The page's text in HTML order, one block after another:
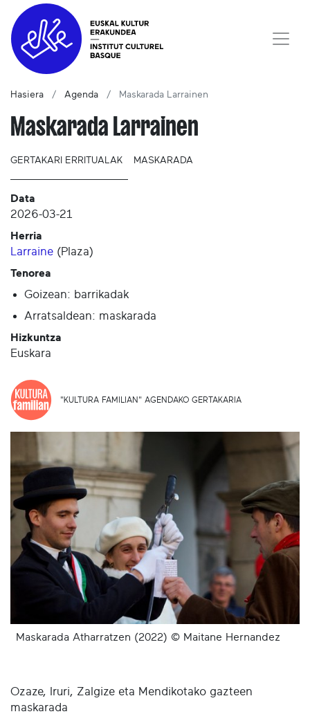
Hasiera Agenda Maskarada Larrainen
Maskarada Larrainen
GERTAKARI ERRITUALAK MASKARADA
Data
2026-03-21
Herria
Larraine (Plaza)
Tenorea
Goizean: barrikadak
Arratsaldean: maskarada
Hizkuntza
Euskara
"KULTURA FAMILIAN" AGENDAKO GERTAKARIA
Maskarada Atharratzen (2022) © Maitane Hernandez
Ozaze, Iruri, Zalgize eta Mendikotako gazteen
maskarada